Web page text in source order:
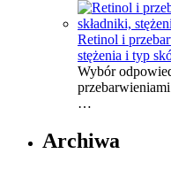
Retinol i
stężenia i typ
Wybór
…
Archiwa